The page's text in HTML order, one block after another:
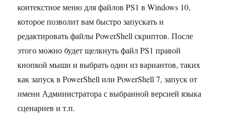
контекстное меню для файлов PS1 в Windows 10,
которое позволит вам быстро запускать и
редактировать файлы PowerShell скриптов. После
этого можно будет щелкнуть файл PS1 правой
кнопкой мыши и выбрать один из вариантов, таких
как запуск в PowerShell или PowerShell 7, запуск от
имени Администратора с выбранной версией языка
сценариев и т.п.